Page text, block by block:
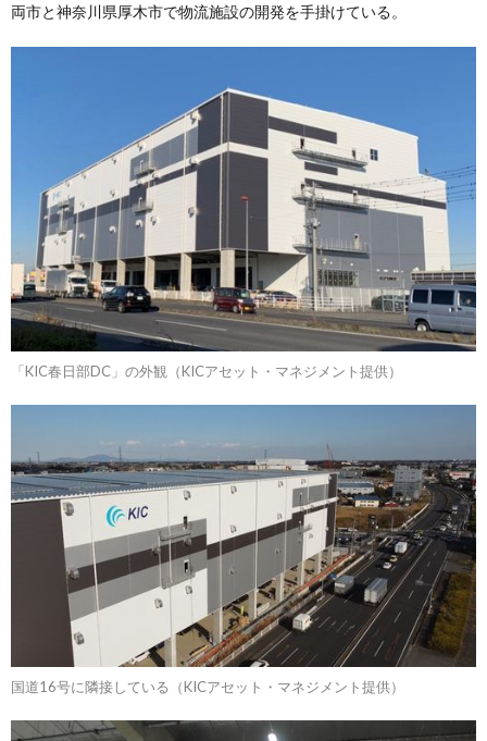
両市と神奈川県厚木市で物流施設の開発を手掛けている。
「KIC春日部DC」の外観（KICアセット・マネジメント提供）
国道16号に隣接している（KICアセット・マネジメント提供）